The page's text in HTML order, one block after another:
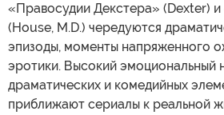
«Правосудии Декстера» (Dexter)
(House, M.D.) чередуются
эпизоды, моменты напряженного
эротики. Высокий эмоциональный
драматических и комедийных
приближают сериалы к реальной